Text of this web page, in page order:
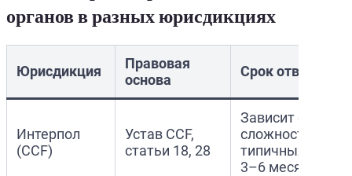
органов в разных юрисдикциях
Юрисдикция
Правовая
основа
Срок ответа
Интерпол
(CCF)
Устав CCF,
статьи 18, 28
Зависит от
сложности дела
типичных
3–6 месяцев